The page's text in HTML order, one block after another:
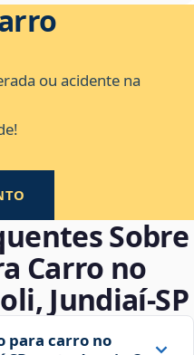
ou acidente na
Sobre
Carro no
Jundiaí‑SP
para carro no